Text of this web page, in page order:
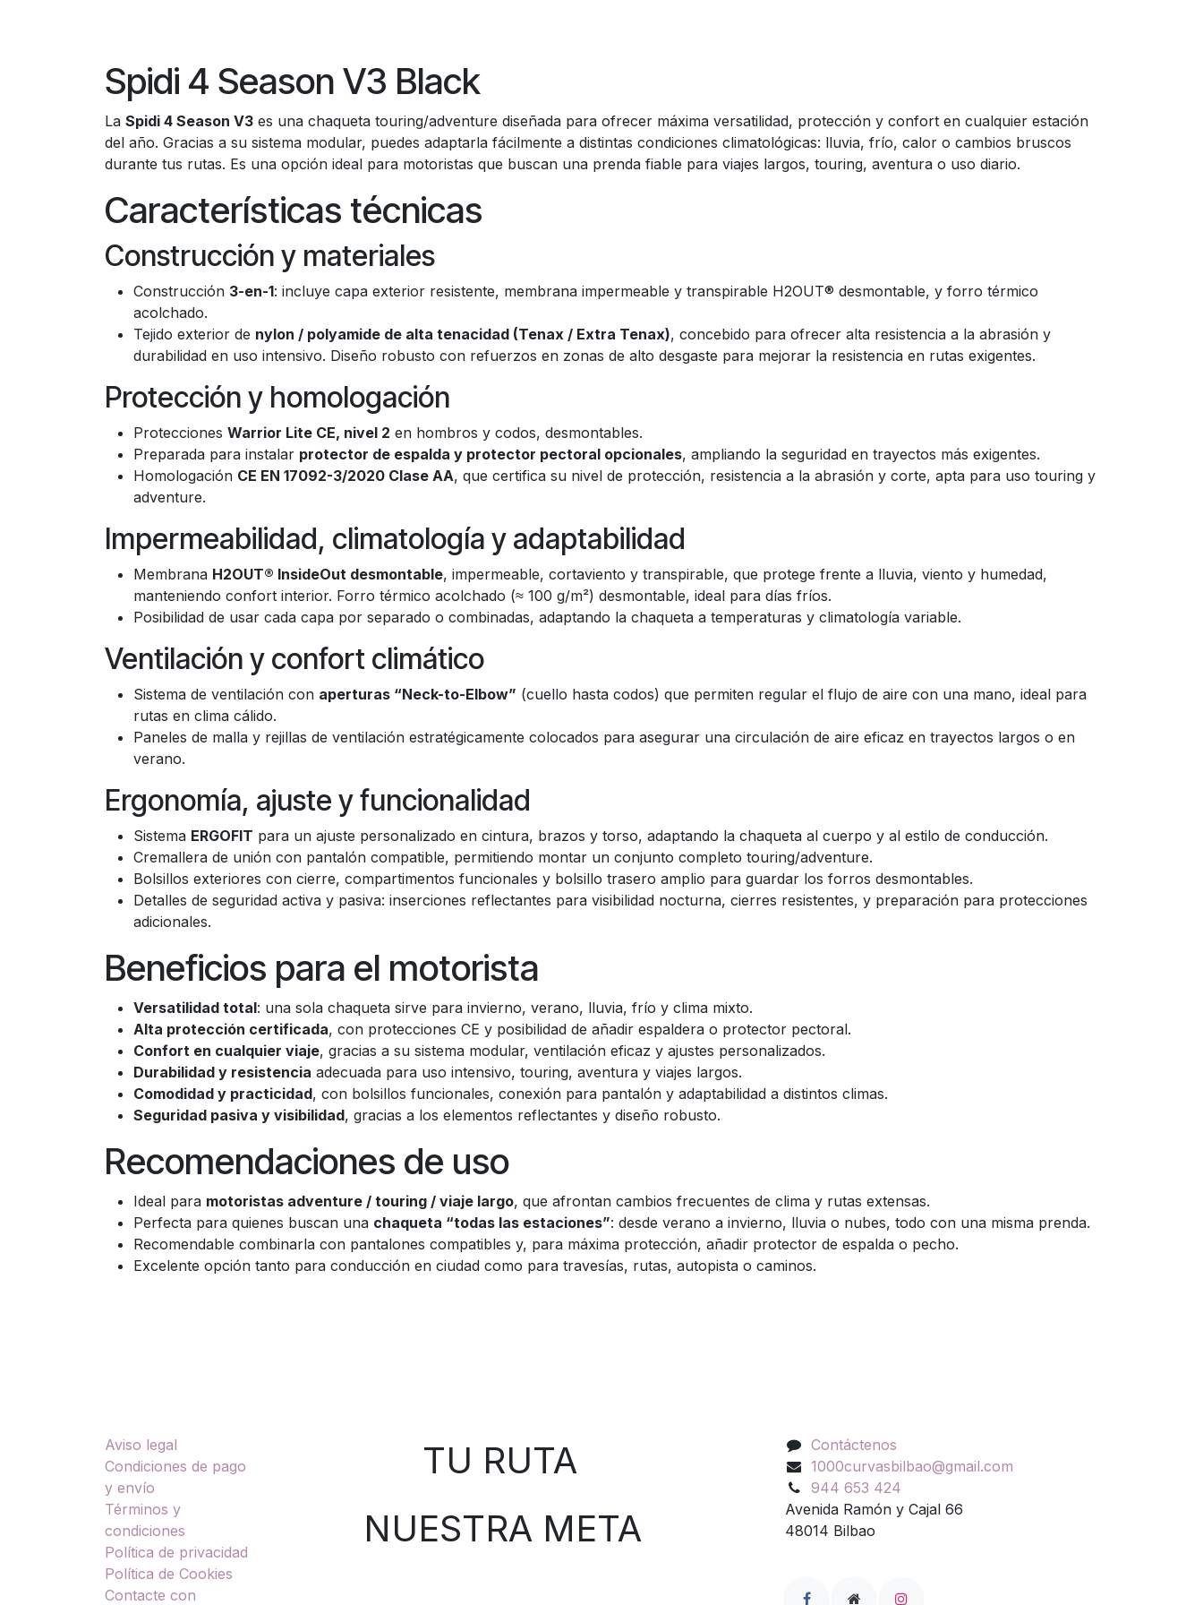
Spidi 4 Season V3 Black
La Spidi 4 Season V3 es una chaqueta touring/adventure diseñada para ofrecer máxima versatilidad, protección y confort en cualquier estación
del año. Gracias a su sistema modular, puedes adaptarla fácilmente a distintas condiciones climatológicas: lluvia, frío, calor o cambios bruscos
durante tus rutas. Es una opción ideal para motoristas que buscan una prenda fiable para viajes largos, touring, aventura o uso diario.
Características técnicas
Construcción y materiales
Construcción 3-en-1: incluye capa exterior resistente, membrana impermeable y transpirable H2OUT® desmontable, y forro térmico
acolchado.
Tejido exterior de nylon / polyamide de alta tenacidad (Tenax / Extra Tenax), concebido para ofrecer alta resistencia a la abrasión y
durabilidad en uso intensivo. Diseño robusto con refuerzos en zonas de alto desgaste para mejorar la resistencia en rutas exigentes.
Protección y homologación
Protecciones Warrior Lite CE, nivel 2 en hombros y codos, desmontables.
Preparada para instalar protector de espalda y protector pectoral opcionales, ampliando la seguridad en trayectos más exigentes.
Homologación CE EN 17092-3/2020 Clase AA, que certifica su nivel de protección, resistencia a la abrasión y corte, apta para uso touring y
adventure.
Impermeabilidad, climatología y adaptabilidad
Membrana H2OUT® InsideOut desmontable, impermeable, cortaviento y transpirable, que protege frente a lluvia, viento y humedad,
manteniendo confort interior. Forro térmico acolchado (≈ 100 g/m²) desmontable, ideal para días fríos.
Posibilidad de usar cada capa por separado o combinadas, adaptando la chaqueta a temperaturas y climatología variable.
Ventilación y confort climático
Sistema de ventilación con aperturas “Neck-to-Elbow” (cuello hasta codos) que permiten regular el flujo de aire con una mano, ideal para
rutas en clima cálido.
Paneles de malla y rejillas de ventilación estratégicamente colocados para asegurar una circulación de aire eficaz en trayectos largos o en
verano.
Ergonomía, ajuste y funcionalidad
Sistema ERGOFIT para un ajuste personalizado en cintura, brazos y torso, adaptando la chaqueta al cuerpo y al estilo de conducción.
Cremallera de unión con pantalón compatible, permitiendo montar un conjunto completo touring/adventure.
Bolsillos exteriores con cierre, compartimentos funcionales y bolsillo trasero amplio para guardar los forros desmontables.
Detalles de seguridad activa y pasiva: inserciones reflectantes para visibilidad nocturna, cierres resistentes, y preparación para protecciones
adicionales.
Beneficios para el motorista
Versatilidad total: una sola chaqueta sirve para invierno, verano, lluvia, frío y clima mixto.
Alta protección certificada, con protecciones CE y posibilidad de añadir espaldera o protector pectoral.
Confort en cualquier viaje, gracias a su sistema modular, ventilación eficaz y ajustes personalizados.
Durabilidad y resistencia adecuada para uso intensivo, touring, aventura y viajes largos.
Comodidad y practicidad, con bolsillos funcionales, conexión para pantalón y adaptabilidad a distintos climas.
Seguridad pasiva y visibilidad, gracias a los elementos reflectantes y diseño robusto.
Recomendaciones de uso
Ideal para motoristas adventure / touring / viaje largo, que afrontan cambios frecuentes de clima y rutas extensas.
Perfecta para quienes buscan una chaqueta “todas las estaciones”: desde verano a invierno, lluvia o nubes, todo con una misma prenda.
Recomendable combinarla con pantalones compatibles y, para máxima protección, añadir protector de espalda o pecho.
Excelente opción tanto para conducción en ciudad como para travesías, rutas, autopista o caminos.
Aviso legal
Condiciones de pago
y envío
Términos y
condiciones
Política de privacidad
Política de Cookies
Contacte con
TU RUTA
NUESTRA META
Contáctenos
1000curvasbilbao@gmail.com
944 653 424
Avenida Ramón y Cajal 66
48014 Bilbao